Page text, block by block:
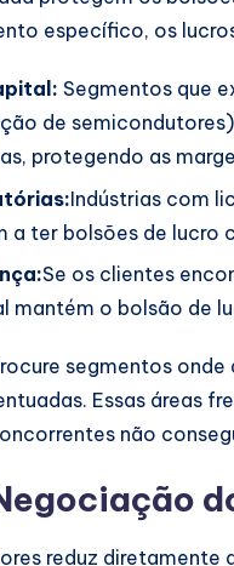
específico, os
Segmentos que
de
protegendo as
Indústrias com
a ter bolsões de lucro
Se os clientes
mantém o bolsão de
segmentos
Essas áreas
não
reduz diretamente